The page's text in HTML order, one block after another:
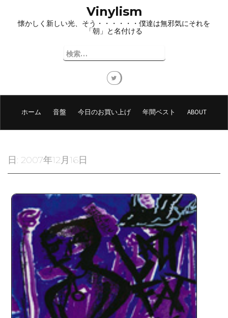
プ
Vinylism
懐かしく新しい光、そう・・・・・・僕達は無邪気にそれを
「朝」と名付ける
検
索:
ホーム 音盤 今日のお買い上げ 年間ベスト ABOUT
日: 2007年12月16日